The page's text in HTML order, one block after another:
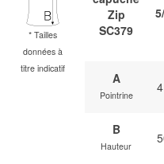
* Tailles
données à
titre indicatif
Zip
SC379
A
Pointrine
B
Hauteur